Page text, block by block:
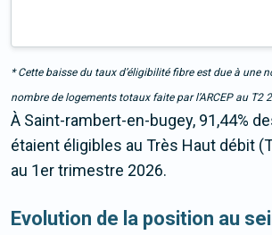
* Cette baisse du taux d’éligibilité fibre est due à une
nombre de logements totaux faite par l’ARCEP au T2
À Saint-rambert-en-bugey, 91,44%
étaient éligibles au Très Haut débit
au 1er trimestre 2026.
Evolution de la position au